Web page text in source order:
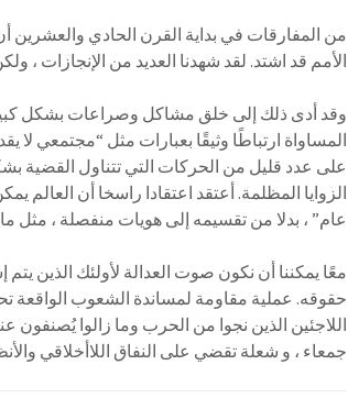
من المفارقات في بداية القرن الحادي والعشرين
الأمم قد اشتد. لقد شهدنا العديد من الإنجازات ،
وقد أدى ذلك إلى خلق مشاكل وصراعات بشكل كبير
المساواة ارتباطًا وثيقًا بعبارات مثل “مجتمعي لا
على عدد قليل من الحركات التي تتناول
الزوايا المظلمة. أعتقد اعتقادا راسخا أن العالم
عام” ، بدلا من تقسيمه إلى هويات منفصلة ، مثل
معًا يمكننا أن نكون صوت العدالة لأولئك الذين
حقوقه. عملية مقاومة لمساندة الشعوب الواقعة
اللاجئين الذين نجوا من الحرب وما زالوا يُصنفون
جمعاء ، و شعلة تقضي على النفاق اللاأخلاقي